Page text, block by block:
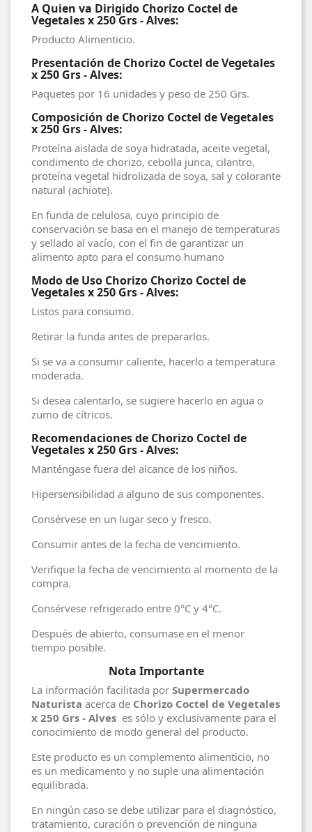
A Quien va Dirigido Chorizo Coctel de
Vegetales x 250 Grs - Alves:
Producto Alimenticio.
Presentación de Chorizo Coctel de Vegetales
x 250 Grs - Alves:
Paquetes por 16 unidades y peso de 250 Grs.
Composición de Chorizo Coctel de Vegetales
x 250 Grs - Alves:
Proteína aislada de soya hidratada, aceite vegetal,
condimento de chorizo, cebolla junca, cilantro,
proteína vegetal hidrolizada de soya, sal y colorante
natural (achiote).
En funda de celulosa, cuyo principio de
conservación se basa en el manejo de temperaturas
y sellado al vacío, con el fin de garantizar un
alimento apto para el consumo humano
Modo de Uso Chorizo Chorizo Coctel de
Vegetales x 250 Grs - Alves:
Listos para consumo.
Retirar la funda antes de prepararlos.
Si se va a consumir caliente, hacerlo a temperatura
moderada.
Si desea calentarlo, se sugiere hacerlo en agua o
zumo de cítricos.
Recomendaciones de Chorizo Coctel de
Vegetales x 250 Grs - Alves:
Manténgase fuera del alcance de los niños.
Hipersensibilidad a alguno de sus componentes.
Consérvese en un lugar seco y fresco.
Consumir antes de la fecha de vencimiento.
Verifique la fecha de vencimiento al momento de la
compra.
Consérvese refrigerado entre 0°C y 4°C.
Después de abierto, consumase en el menor
tiempo posible.
Nota Importante
La información facilitada por Supermercado
Naturista acerca de Chorizo Coctel de Vegetales
x 250 Grs - Alves es sólo y exclusivamente para el
conocimiento de modo general del producto.
Este producto es un complemento alimenticio, no
es un medicamento y no suple una alimentación
equilibrada.
En ningún caso se debe utilizar para el diagnóstico,
tratamiento, curación o prevención de ninguna